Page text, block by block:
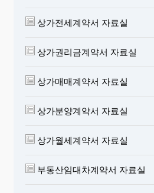
상가전세계약서 자료실
상가권리금계약서 자료실
상가매매계약서 자료실
상가분양계약서 자료실
상가월세계약서 자료실
부동산임대차계약서 자료실